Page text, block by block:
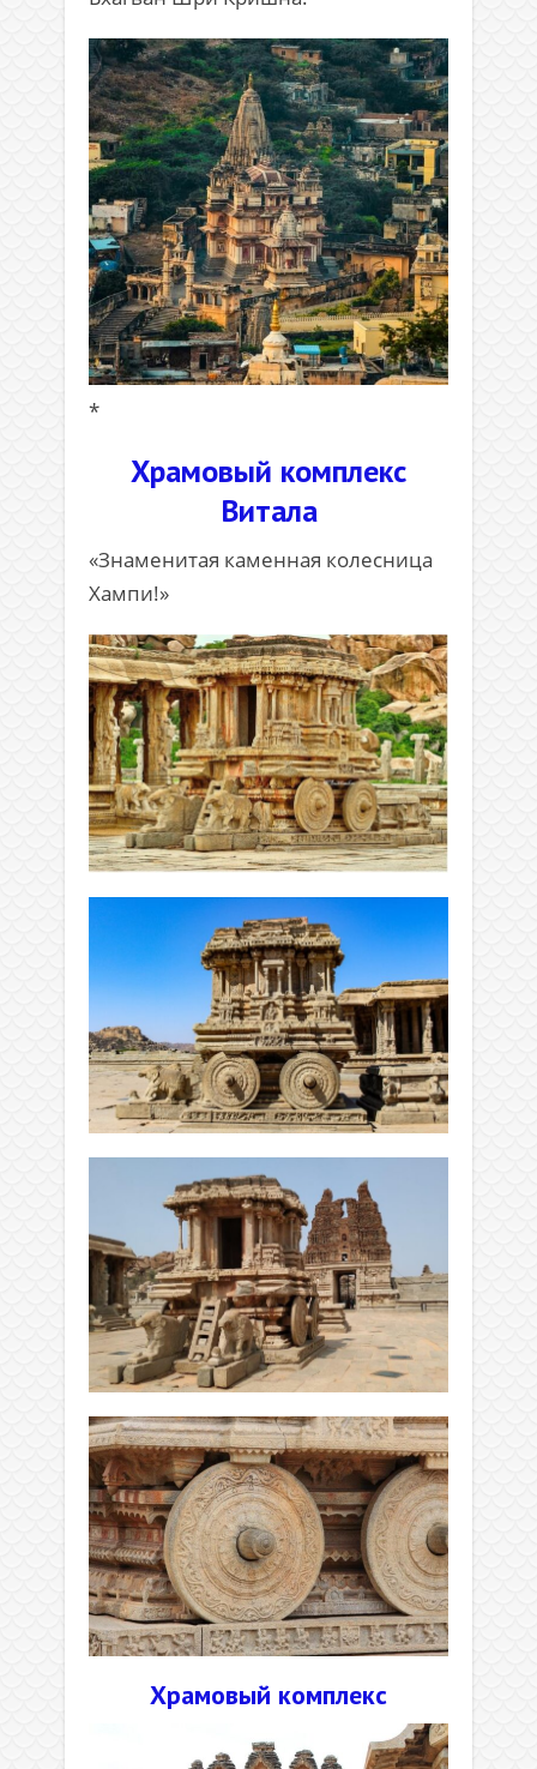
*
Храмовый комплекс
Витала
«Знаменитая каменная колесница
Хампи!»
Храмовый комплекс